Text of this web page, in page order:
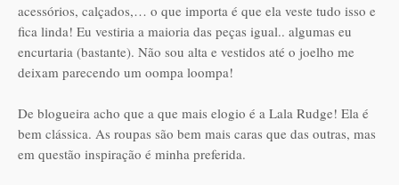
acessórios, calçados,… o que importa é que ela veste tudo isso e
fica linda! Eu vestiria a maioria das peças igual.. algumas eu
encurtaria (bastante). Não sou alta e vestidos até o joelho me
deixam parecendo um oompa loompa!
De blogueira acho que a que mais elogio é a Lala Rudge! Ela é
bem clássica. As roupas são bem mais caras que das outras, mas
em questão inspiração é minha preferida.